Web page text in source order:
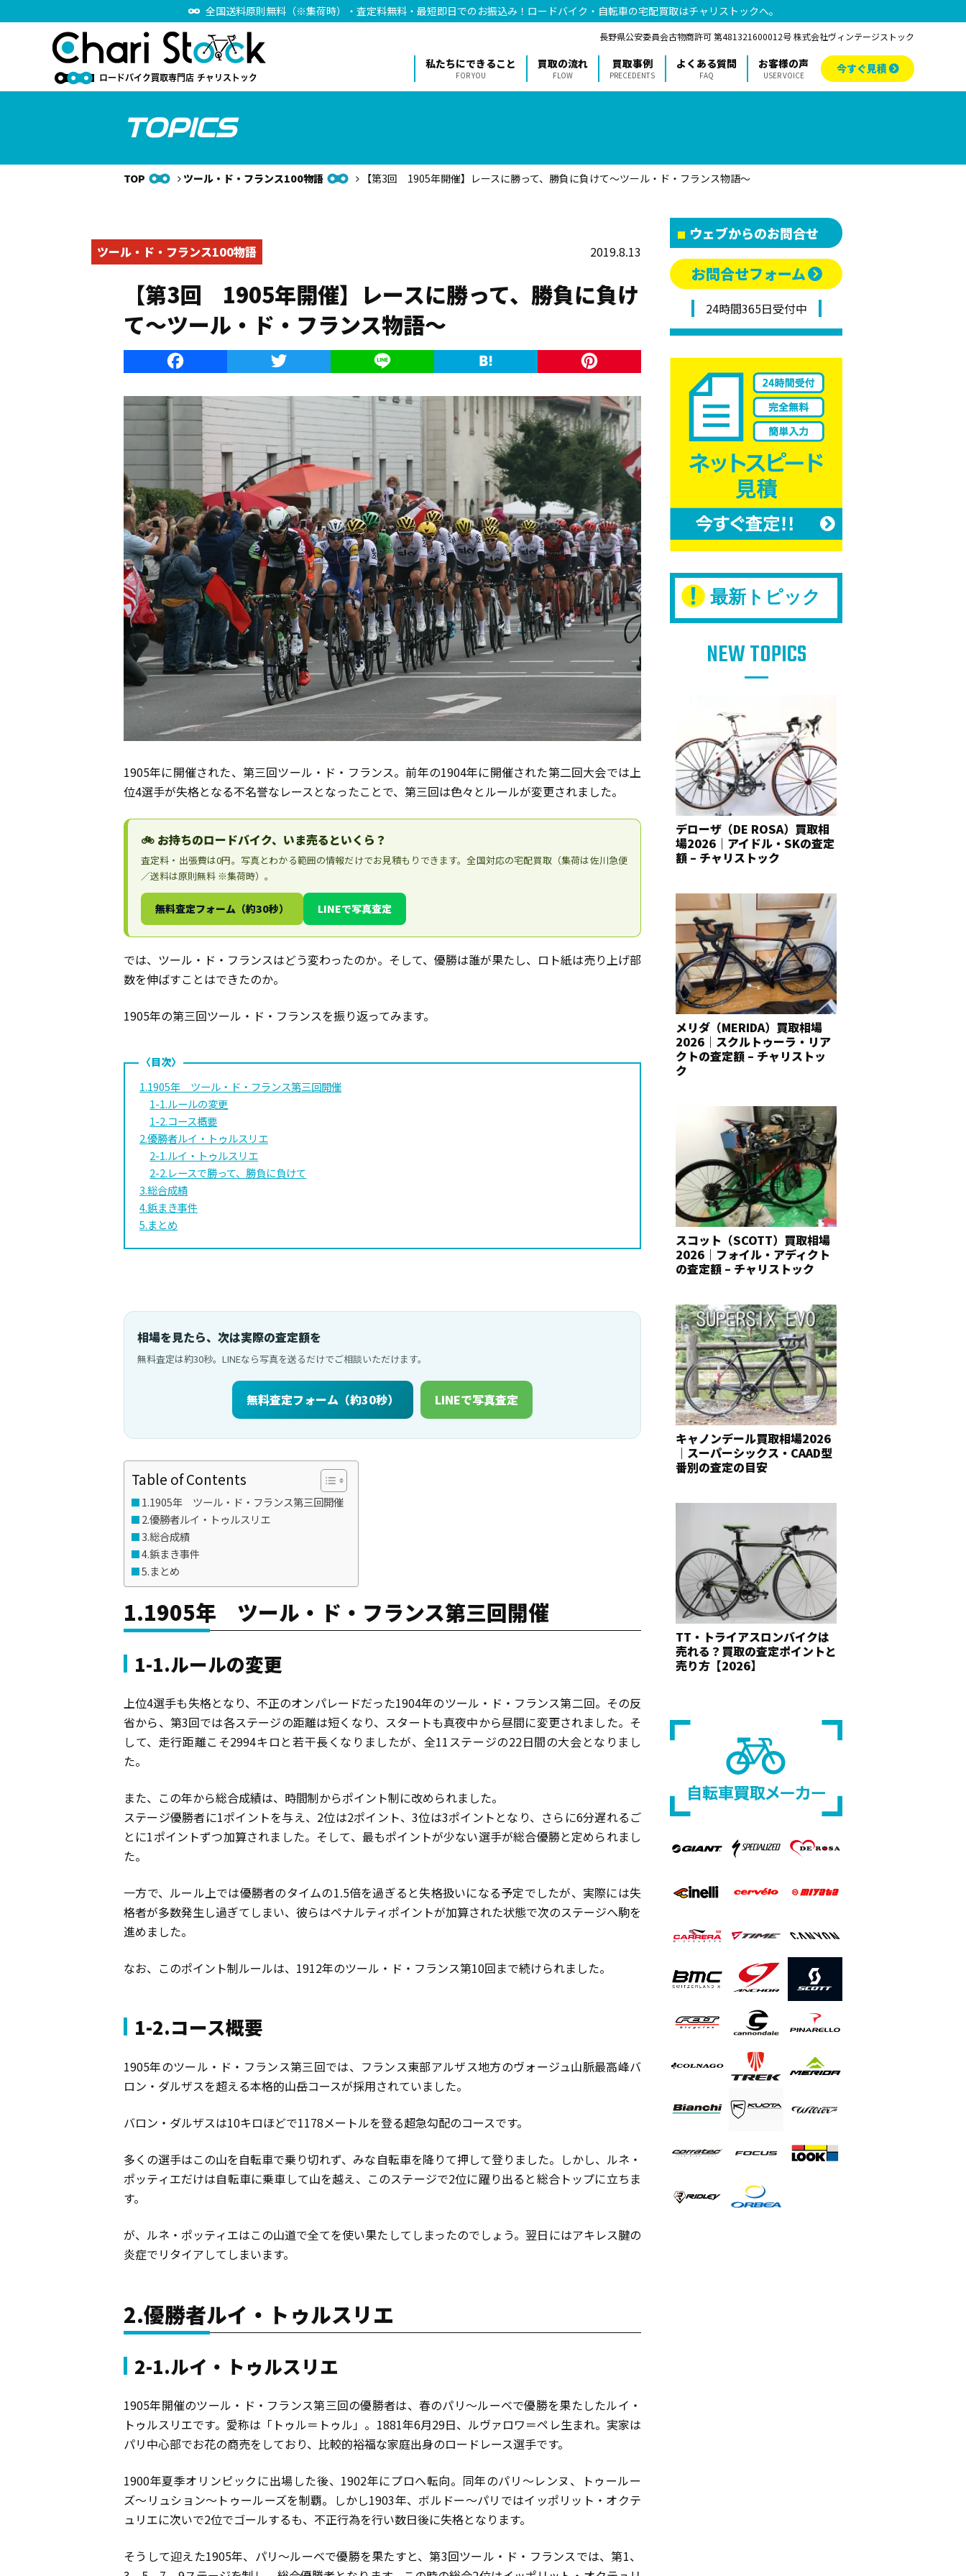
全国送料原則無料（※集荷時）・査定料無料・最短即日でのお振込み！ロードバイク・自転車の宅配買取はチャリストックへ。
長野県公安委員会古物商許可 第481321600012号 株式会社ヴィンテージストック
私たちにできること
FOR YOU
買取の流れ
FLOW
買取事例
PRECEDENTS
よくある質問
FAQ
お客様の声
USER VOICE 今すぐ見積
TOPICS
TOP ツール・ド・フランス100物語 【第3回 1905年開催】レースに勝って、勝負に負けて〜ツール・ド・フランス物語〜
ツール・ド・フランス100物語 2019.8.13
【第3回 1905年開催】レースに勝って、勝負に負け
て〜ツール・ド・フランス物語〜
FacebookTwitter Line Hatena Pinterest
1905年に開催された、第三回ツール・ド・フランス。前年の1904年に開催された第二回大会では上
位4選手が失格となる不名誉なレースとなったことで、第三回は色々とルールが変更されました。
🚲 お持ちのロードバイク、いま売るといくら？
査定料・出張費は0円。写真とわかる範囲の情報だけでお見積もりできます。全国対応の宅配買取（集荷は佐川急便
／送料は原則無料 ※集荷時）。
無料査定フォーム（約30秒） LINEで写真査定
では、ツール・ド・フランスはどう変わったのか。そして、優勝は誰が果たし、ロト紙は売り上げ部
数を伸ばすことはできたのか。
1905年の第三回ツール・ド・フランスを振り返ってみます。
1.1905年 ツール・ド・フランス第三回開催
1-1.ルールの変更
1-2.コース概要
2.優勝者ルイ・トゥルスリエ
2-1.ルイ・トゥルスリエ
2-2.レースで勝って、勝負に負けて
3.総合成績
4.鋲まき事件
5.まとめ
相場を見たら、次は実際の査定額を
無料査定は約30秒。LINEなら写真を送るだけでご相談いただけます。
無料査定フォーム（約30秒） LINEで写真査定
Table of Contents
1.1905年 ツール・ド・フランス第三回開催
2.優勝者ルイ・トゥルスリエ
3.総合成績
4.鋲まき事件
5.まとめ
1.1905年 ツール・ド・フランス第三回開催
1-1.ルールの変更
上位4選手も失格となり、不正のオンパレードだった1904年のツール・ド・フランス第二回。その反
省から、第3回では各ステージの距離は短くなり、スタートも真夜中から昼間に変更されました。そ
して、走行距離こそ2994キロと若干長くなりましたが、全11ステージの22日間の大会となりまし
た。
また、この年から総合成績は、時間制からポイント制に改められました。
ステージ優勝者に1ポイントを与え、2位は2ポイント、3位は3ポイントとなり、さらに6分遅れるご
とに1ポイントずつ加算されました。そして、最もポイントが少ない選手が総合優勝と定められまし
た。
一方で、ルール上では優勝者のタイムの1.5倍を過ぎると失格扱いになる予定でしたが、実際には失
格者が多数発生し過ぎてしまい、彼らはペナルティポイントが加算された状態で次のステージへ駒を
進めました。
なお、このポイント制ルールは、1912年のツール・ド・フランス第10回まで続けられました。
1-2.コース概要
1905年のツール・ド・フランス第三回では、フランス東部アルザス地方のヴォージュ山脈最高峰バ
ロン・ダルザスを超える本格的山岳コースが採用されていました。
バロン・ダルザスは10キロほどで1178メートルを登る超急勾配のコースです。
多くの選手はこの山を自転車で乗り切れず、みな自転車を降りて押して登りました。しかし、ルネ・
ポッティエだけは自転車に乗車して山を越え、このステージで2位に躍り出ると総合トップに立ちま
す。
が、ルネ・ポッティエはこの山道で全てを使い果たしてしまったのでしょう。翌日にはアキレス腱の
炎症でリタイアしてしまいます。
2.優勝者ルイ・トゥルスリエ
2-1.ルイ・トゥルスリエ
1905年開催のツール・ド・フランス第三回の優勝者は、春のパリ〜ルーベで優勝を果たしたルイ・
トゥルスリエです。愛称は「トゥル＝トゥル」。1881年6月29日、ルヴァロワ＝ペレ生まれ。実家は
パリ中心部でお花の商売をしており、比較的裕福な家庭出身のロードレース選手です。
1900年夏季オリンピックに出場した後、1902年にプロへ転向。同年のパリ〜レンヌ、トゥールー
ズ〜リュション〜トゥールーズを制覇。しかし1903年、ボルドー〜パリではイッポリット・オクテ
ュリエに次いで2位でゴールするも、不正行為を行い数日後に失格となります。
そうして迎えた1905年、パリ〜ルーベで優勝を果たすと、第3回ツール・ド・フランスでは、第1、
ウェブからのお問合せ
お問合せフォーム
24時間365日受付中
最新トピック
NEW TOPICS
デローザ（DE ROSA）買取相
場2026｜アイドル・SKの査定
額 – チャリストック
メリダ（MERIDA）買取相場
2026｜スクルトゥーラ・リア
クトの査定額 – チャリストッ
ク
スコット（SCOTT）買取相場
2026｜フォイル・アディクト
の査定額 – チャリストック
キャノンデール買取相場2026
｜スーパーシックス・CAAD型
番別の査定の目安
TT・トライアスロンバイクは
売れる？買取の査定ポイントと
売り方【2026】
買取対象メーカー